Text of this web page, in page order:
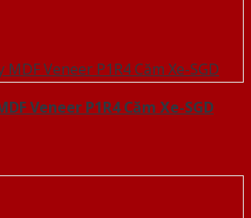
Veneer P1R4 Căm Xe-SGD